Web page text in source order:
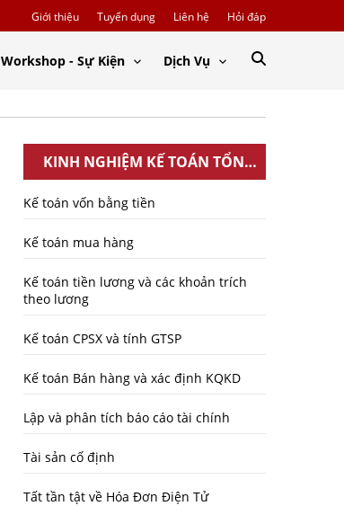
Giới thiệu Tuyển dụng Liên hệ Hỏi đáp
Workshop - Sự Kiện Dịch Vụ
KINH NGHIỆM KẾ TOÁN TỔNG
HỢP
Kế toán vốn bằng tiền
Kế toán mua hàng
Kế toán tiền lương và các khoản trích
theo lương
Kế toán CPSX và tính GTSP
Kế toán Bán hàng và xác định KQKD
Lập và phân tích báo cáo tài chính
Tài sản cố định
Tất tần tật về Hóa Đơn Điện Tử